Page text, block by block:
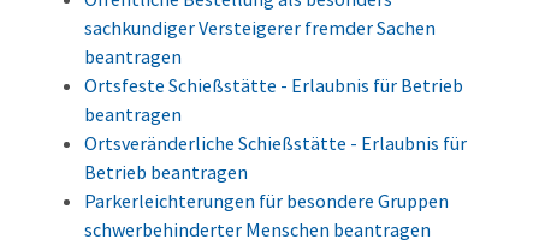
sachkundiger Versteigerer fremder Sachen
beantragen
Ortsfeste Schießstätte - Erlaubnis für Betrieb
beantragen
Ortsveränderliche Schießstätte - Erlaubnis für
Betrieb beantragen
Parkerleichterungen für besondere Gruppen
schwerbehinderter Menschen beantragen